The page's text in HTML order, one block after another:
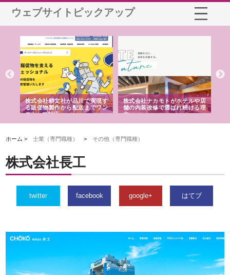
ウェブサイトピックアップ
株式会社耕文社が品川で実現す
る販促物製作から配送までワン
ストップ対応
株式会社ナカモトがホテルや店
舗の内装改修で選ばれ続ける理
由
ホーム >士業（専門職種） > その他（専門職種）
株式会社長工
twitter facebook google+ はてブ